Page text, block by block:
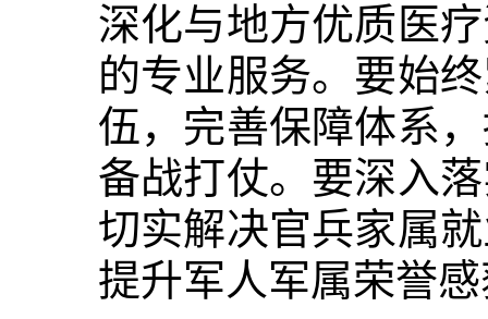
深化与地方优质医
的专业服务。要始
伍，完善保障体系
备战打仗。要深入
切实解决官兵家属
提升军人军属荣誉